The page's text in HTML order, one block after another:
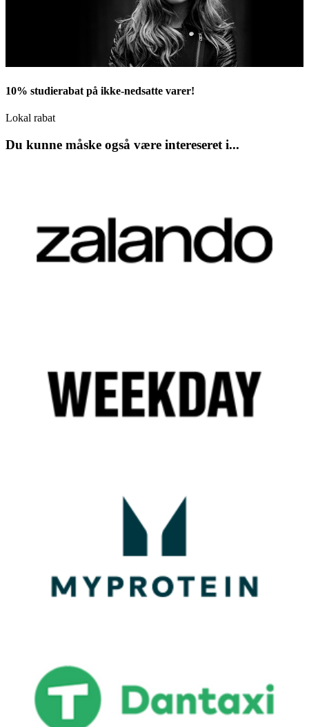
10% studierabat på ikke-nedsatte varer!
Lokal rabat
Du kunne måske også være intereseret i...